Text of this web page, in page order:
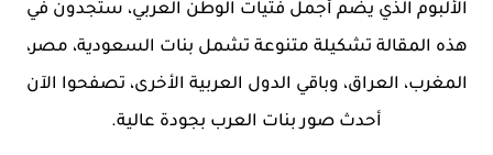
الألبوم الذي يضم أجمل فتيات الوطن العربي، ستجدون في
هذه المقالة تشكيلة متنوعة تشمل بنات السعودية، مصر،
المغرب، العراق، وباقي الدول العربية الأخرى، تصفحوا الآن
أحدث صور بنات العرب بجودة عالية.